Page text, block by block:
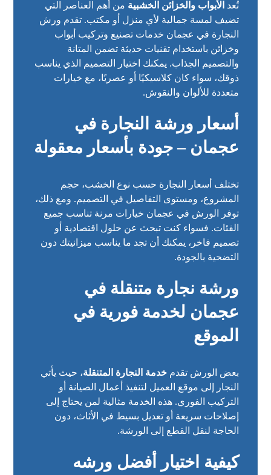
تُعد الأبواب والخزائن الخشبية من أهم العناصر التي
تضيف لمسة جمالية لأي منزل أو مكتب. تقدم ورش
النجارة في عجمان خدمات تصنيع وتركيب أبواب
وخزائن باستخدام تقنيات حديثة تضمن المتانة
والتصميم الجذاب. يمكنك اختيار التصميم الذي يناسب
ذوقك، سواء كان كلاسيكيًا أو عصريًا، مع خيارات
متعددة للألوان والنقوش.
أسعار ورشة النجارة في
عجمان – جودة بأسعار معقولة
تختلف أسعار النجارة حسب نوع الخشب، حجم
المشروع، ومستوى التفاصيل في التصميم. ومع ذلك،
توفر الورش في عجمان خيارات مرنة تناسب جميع
الفئات. فسواء كنت تبحث عن حلول اقتصادية أو
تصميم فاخر، يمكنك أن تجد ما يناسب ميزانيتك دون
التضحية بالجودة.
ورشة نجارة متنقلة في
عجمان لخدمة فورية في
الموقع
بعض الورش تقدمخدمة النجارة المتنقلة، حيث يأتي
النجار إلى موقع العميل لتنفيذ أعمال الصيانة أو
التركيب الفوري. هذه الخدمة مثالية لمن يحتاج إلى
إصلاحات سريعة أو تعديل بسيط في الأثاث، دون
الحاجة لنقل القطع إلى الورشة.
كيفية اختيار أفضل ورشه